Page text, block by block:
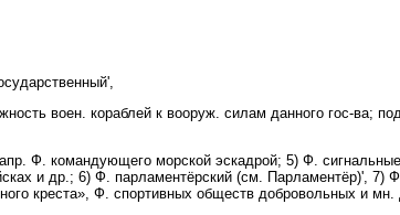
воен. кораблей к вооруж. силам данного гос-ва;
Ф. командующего морской эскадрой; 5) Ф.
и др.; 6) Ф. парламентёрский (см. Парламентёр)', 7)
креста», Ф. спортивных обществ добровольных и